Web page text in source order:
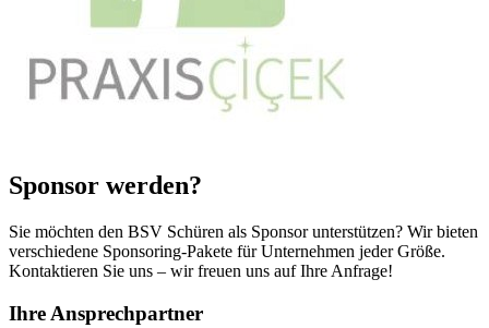
Sponsor werden?
Sie möchten den BSV Schüren als Sponsor unterstützen? Wir bieten
verschiedene Sponsoring-Pakete für Unternehmen jeder Größe.
Kontaktieren Sie uns – wir freuen uns auf Ihre Anfrage!
Ihre Ansprechpartner